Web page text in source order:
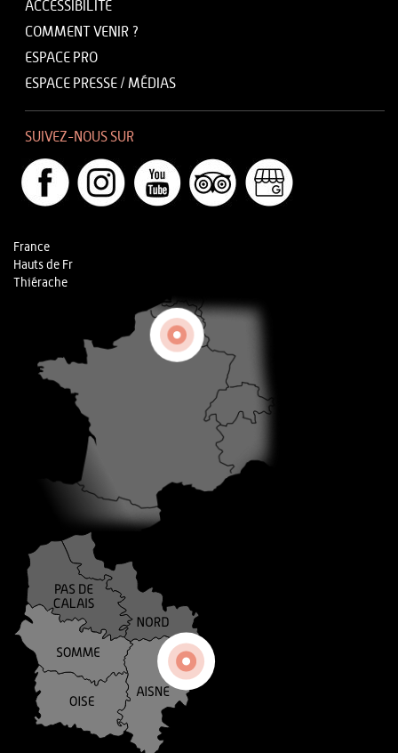
ACCESSIBILITÉ
COMMENT VENIR ?
ESPACE PRO
ESPACE PRESSE / MÉDIAS
SUIVEZ-NOUS SUR
France
Hauts de Fr
Thiérache